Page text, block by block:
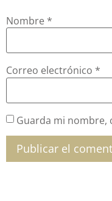
Nombre *
Correo electrónico *
Guarda mi nombre,